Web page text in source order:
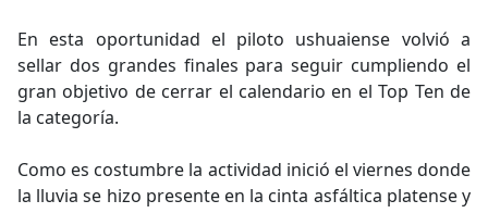
En esta oportunidad el piloto ushuaiense volvió a
sellar dos grandes finales para seguir cumpliendo el
gran objetivo de cerrar el calendario en el Top Ten de
la categoría.
Como es costumbre la actividad inició el viernes donde
la lluvia se hizo presente en la cinta asfáltica platense y